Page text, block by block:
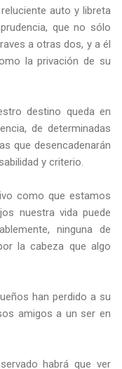
auto y libreta
que no sólo
a otras dos, y a él
la privación de su
destino queda en
de determinadas
que desencadenarán
y criterio.
como que estamos
nuestra vida puede
ninguna de
la cabeza que algo
han perdido a su
amigos a un ser en
habrá que ver